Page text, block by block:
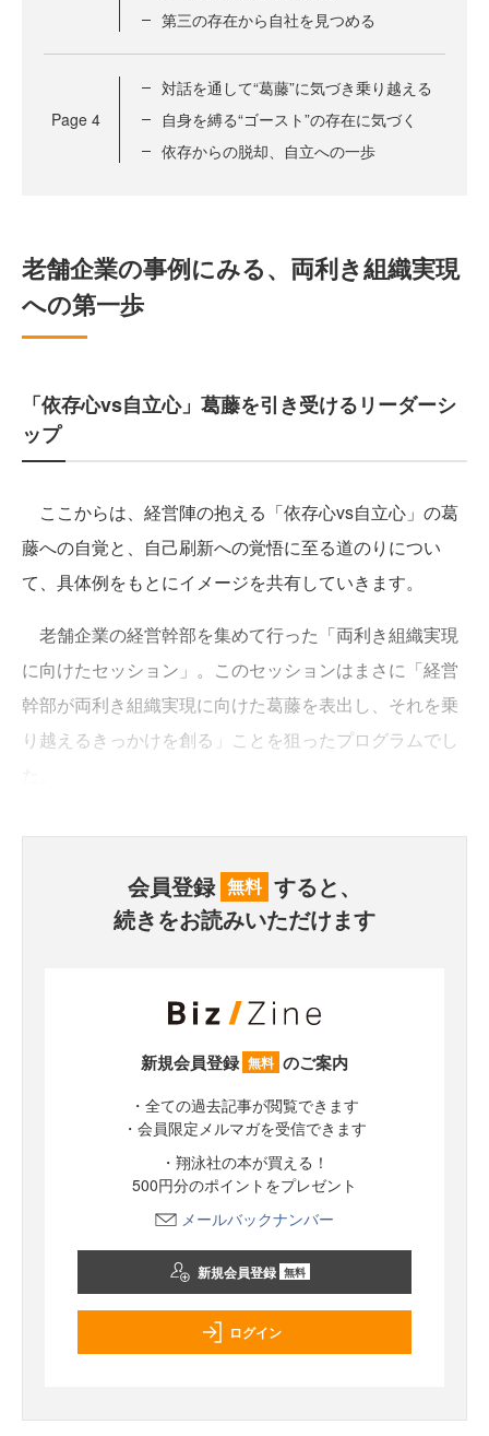
第三の存在から自社を見つめる
Page 4
対話を通して“葛藤”に気づき乗り越える
自身を縛る“ゴースト”の存在に気づく
依存からの脱却、自立への一歩
老舗企業の事例にみる、両利き組織実現
への第一歩
「依存心vs自立心」葛藤を引き受けるリーダーシ
ップ
ここからは、経営陣の抱える「依存心vs自立心」の葛
藤への自覚と、自己刷新への覚悟に至る道のりについ
て、具体例をもとにイメージを共有していきます。
老舗企業の経営幹部を集めて行った「両利き組織実現
に向けたセッション」。このセッションはまさに「経営
幹部が両利き組織実現に向けた葛藤を表出し、それを乗
り越えるきっかけを創る」ことを狙ったプログラムでし
会員登録 無料 すると、
続きをお読みいただけます
新規会員登録 無料 のご案内
・全ての過去記事が閲覧できます
・会員限定メルマガを受信できます
・翔泳社の本が買える！
500円分のポイントをプレゼント
メールバックナンバー
新規会員登録 無料
ログイン